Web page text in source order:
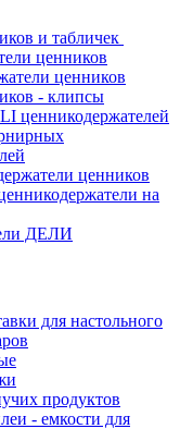
и табличек
ценников
ценников
- клипсы
ценникодержателей
ценников
на
ДЕЛИ
для настольного
продуктов
- емкости для